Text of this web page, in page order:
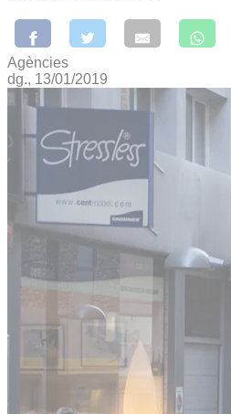
Agències
dg., 13/01/2019